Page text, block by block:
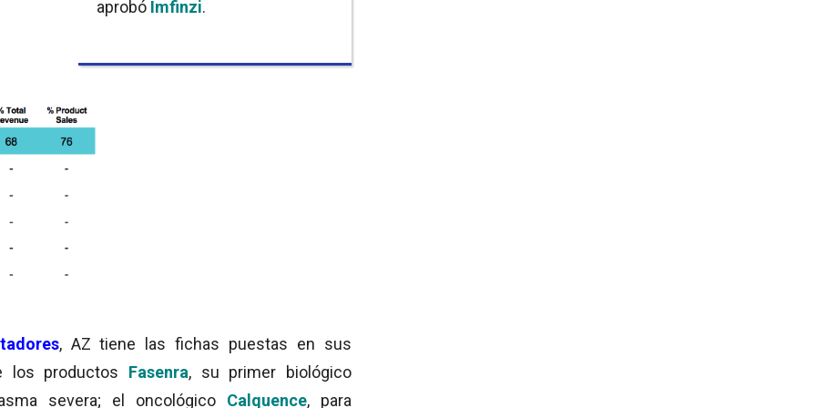
aprobó Imfinzi.
, AZ tiene las fichas puestas en sus
los productos Fasenra, su primer biológico
severa; el oncológico Calquence, para